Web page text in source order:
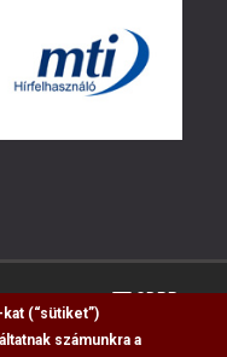
GDPR
(“sütiket”)
számunkra a